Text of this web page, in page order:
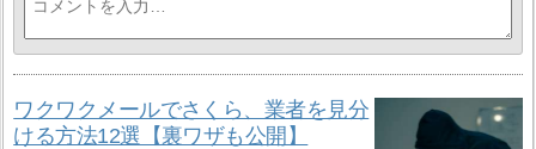
ワクワクメールでさくら、業者を見分
ける方法12選【裏ワザも公開】